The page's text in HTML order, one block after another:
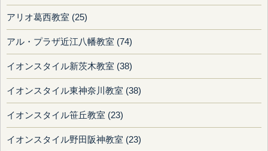
アリオ葛西教室 (25)
アル・プラザ近江八幡教室 (74)
イオンスタイル新茨木教室 (38)
イオンスタイル東神奈川教室 (38)
イオンスタイル笹丘教室 (23)
イオンスタイル野田阪神教室 (23)